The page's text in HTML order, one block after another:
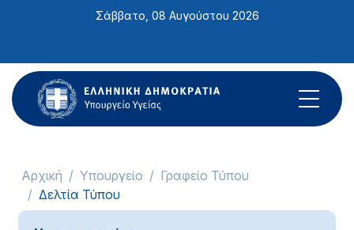
ιστότοπος
περιλαμβάνει
ένα
σύστημα
Σάββατο, 08 Αυγούστου 2026
Αρχική Υπουργείο
Γραφείο Τύπου
Δελτία Τύπου